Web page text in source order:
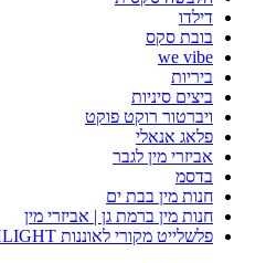
דילדו
בובת סקס
we vibe
ביריות
ביצים סיניות
ויברטור רוקט פוקט
פלאג אנאלי
אביזרי מין לגבר
בדסמ
חנות מין בבת ים
חנות מין ברמת גן | אביזרי מין
פלשלייט מקורי לאוננות FLESHLIGHT